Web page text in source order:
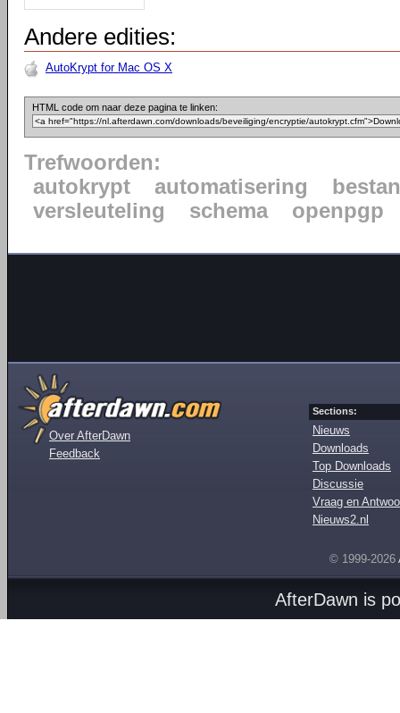
Andere edities:
AutoKrypt for Mac OS X
HTML code om naar deze pagina te linken:
Trefwoorden:
autokrypt
automatisering
versleuteling
schema openpgp
Over AfterDawn
Feedback
Sections:
Nieuws
Downloads
Top Downloads
Discussie
Vraag en
Nieuws2.nl
© 1999-2026
AfterDawn is